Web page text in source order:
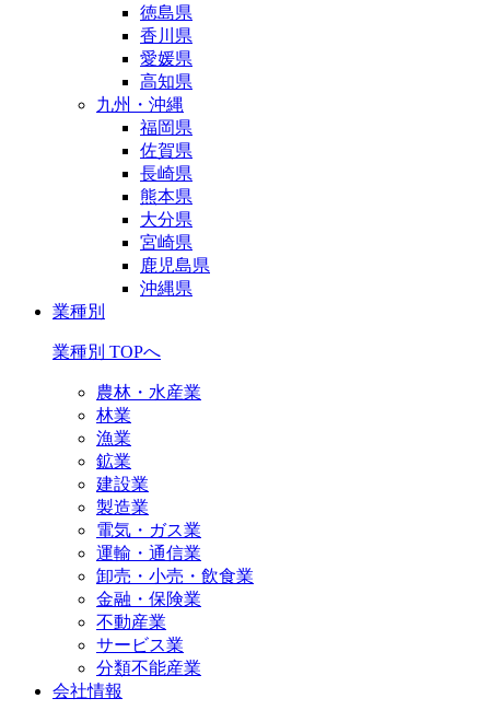
徳島県
香川県
愛媛県
高知県
九州・沖縄
福岡県
佐賀県
長崎県
熊本県
大分県
宮崎県
鹿児島県
沖縄県
業種別
業種別 TOPへ
農林・水産業
林業
漁業
鉱業
建設業
製造業
電気・ガス業
運輸・通信業
卸売・小売・飲食業
金融・保険業
不動産業
サービス業
分類不能産業
会社情報